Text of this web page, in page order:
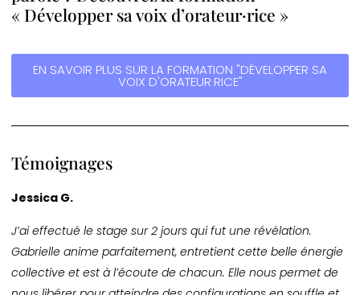
« Développer sa voix d’orateur·rice »
EN SAVOIR PLUS SUR LA FORMATION "DÉVELOPPER SA
VOIX D'ORATEUR·RICE"
Témoignages
Jessica G.
J’ai effectué le stage sur 2 jours qui fut une révélation.
Gabrielle anime parfaitement, entretient cette belle énergie
collective et est à l’écoute de chacun. Elle nous permet de